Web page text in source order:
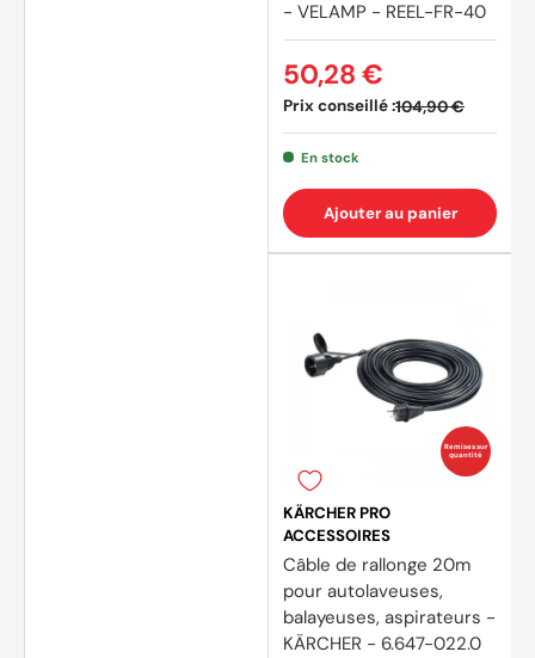
- VELAMP - REEL-FR-40
Prix conseillé :104,90 €
50,28 €
En stock
Ajouter au panier
Remises sur
quantité
KÄRCHER PRO
ACCESSOIRES
Câble de rallonge 20m
pour autolaveuses,
balayeuses, aspirateurs -
KÄRCHER - 6.647-022.0